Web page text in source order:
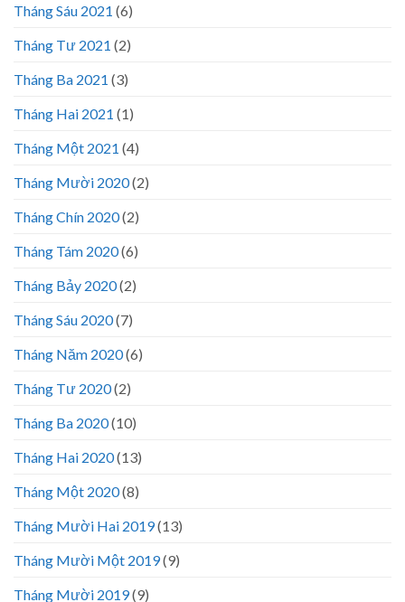
Tháng Sáu 2021 (6)
Tháng Tư 2021 (2)
Tháng Ba 2021 (3)
Tháng Hai 2021 (1)
Tháng Một 2021 (4)
Tháng Mười 2020(2)
Tháng Chín 2020(2)
Tháng Tám 2020(6)
Tháng Bảy 2020(2)
Tháng Sáu 2020(7)
Tháng Năm 2020(6)
Tháng Tư 2020(2)
Tháng Ba 2020(10)
Tháng Hai 2020(13)
Tháng Một 2020(8)
Tháng Mười Hai 2019(13)
Tháng Mười Một 2019(9)
Tháng Mười 2019(9)